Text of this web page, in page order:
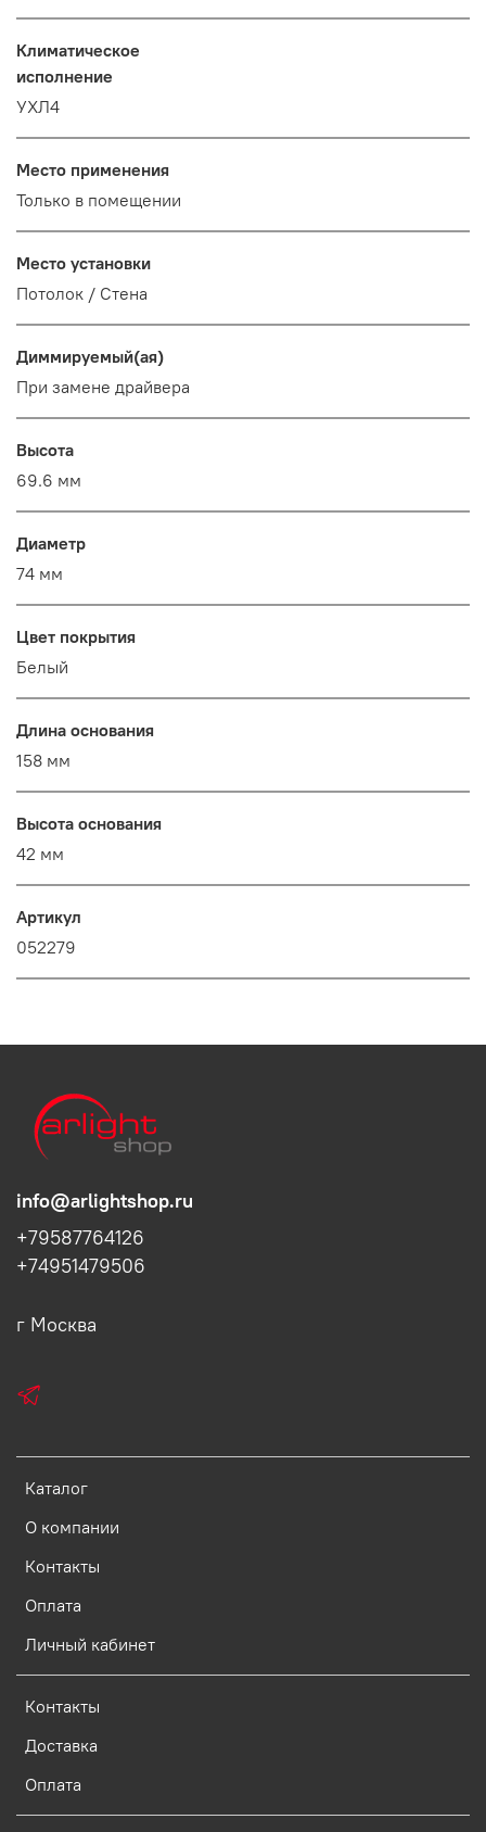
Климатическое
исполнение
УХЛ4
Место применения
Только в помещении
Место установки
Потолок / Cтена
Диммируемый(ая)
При замене драйвера
Высота
69.6 мм
Диаметр
74 мм
Цвет покрытия
Белый
Длина основания
158 мм
Высота основания
42 мм
Артикул
052279
Каталог
О компании
Контакты
Оплата
Личный кабинет
Контакты
Доставка
Оплата
info@arlightshop.ru
+79587764126
+74951479506
г Москва